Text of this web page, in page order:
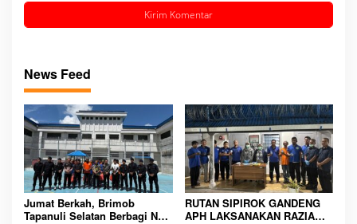
News Feed
Jumat Berkah, Brimob
Tapanuli Selatan Berbagi Nasi
RUTAN SIPIROK GANDENG
APH LAKSANAKAN RAZIA